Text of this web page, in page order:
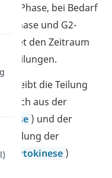
G1-Phase, bei Bedarf
S-Phase und G2-
den Zeitraum
die Teilung
sich aus der
Mitose ) und der
Teilung der
Cytokinese )